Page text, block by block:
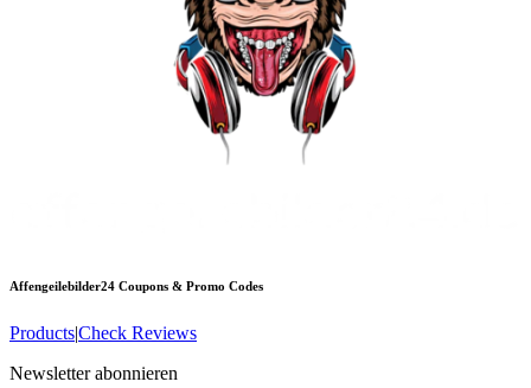
Affengeilebilder24 Coupons & Promo Codes
Products|Check Reviews
Newsletter abonnieren